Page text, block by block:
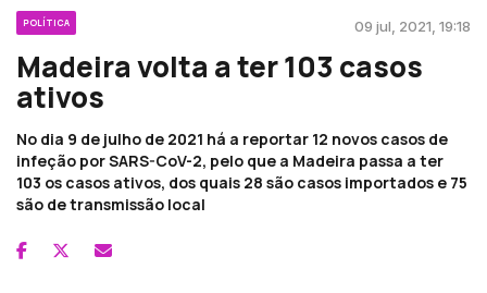
POLÍTICA 09 jul, 2021, 19:18
Madeira volta a ter 103 casos
ativos
No dia 9 de julho de 2021 há a reportar 12 novos casos de
infeção por SARS-CoV-2, pelo que a Madeira passa a ter
103 os casos ativos, dos quais 28 são casos importados e 75
são de transmissão local